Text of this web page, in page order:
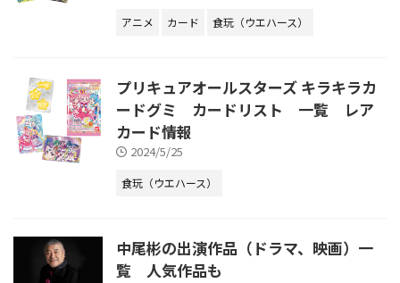
アニメ カード 食玩（ウエハース）
プリキュアオールスターズ キラキラカ
ードグミ カードリスト 一覧 レア
カード情報
2024/5/25
食玩（ウエハース）
中尾彬の出演作品（ドラマ、映画）一
覧 人気作品も